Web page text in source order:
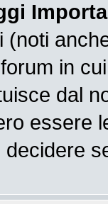
(noti
in
dal
essere